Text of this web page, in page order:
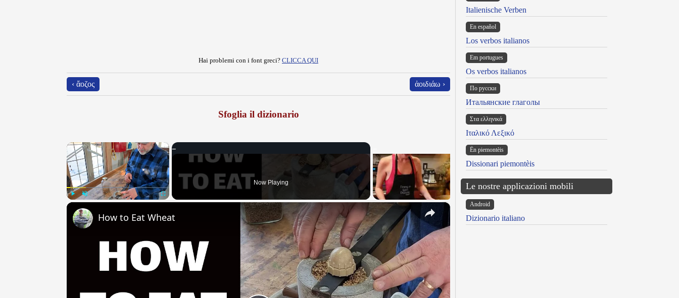
Hai problemi con i font greci? CLICCA QUI
‹ ἄοζος ἀοιδιάω ›
Sfoglia il dizionario
×
Now Playing
×
How to Eat Wheat
Italienische Verben
En español
Los verbos italianos
Em portugues
Os verbos italianos
По русски
Итальянские глаголы
Στα ελληνικά
Ιταλικό Λεξικό
Ën piemontèis
Dissionari piemontèis
Le nostre applicazioni mobili
Android
Dizionario italiano